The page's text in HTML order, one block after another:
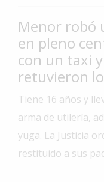
General
La
Ciudad
y
Espectáculos
Policiales
Menor robó
en pleno
con un taxi
retuvieron
Tiene 16 años y
arma de utilería,
yuga. La Justicia
restituido a sus